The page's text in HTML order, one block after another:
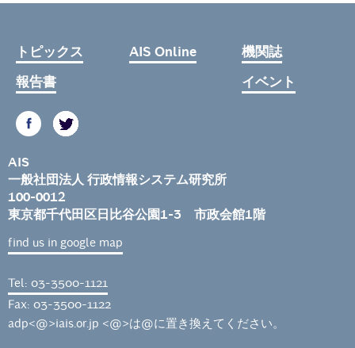
トピックス AIS Online
機関誌
報告書
イベント
AIS
一般社団法人 行政情報システム研究所
100-0012
東京都千代田区日比谷公園1-3 市政会館1階
find us in google map
Tel: 03-3500-1121
Fax: 03-3500-1122
adp<@>iais.or.jp <@>は@に置き換えてください。